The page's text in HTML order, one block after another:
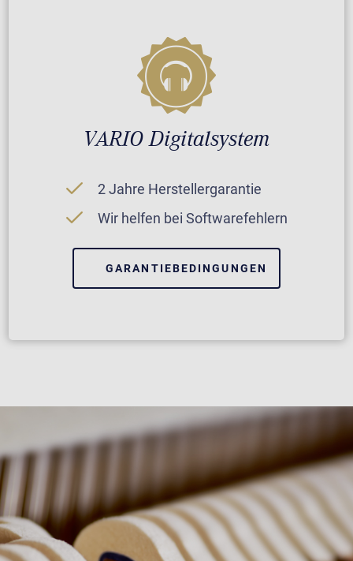
VARIO Digitalsystem
2 Jahre Herstellergarantie
Wir helfen bei Softwarefehlern
GARANTIEBEDINGUNGEN